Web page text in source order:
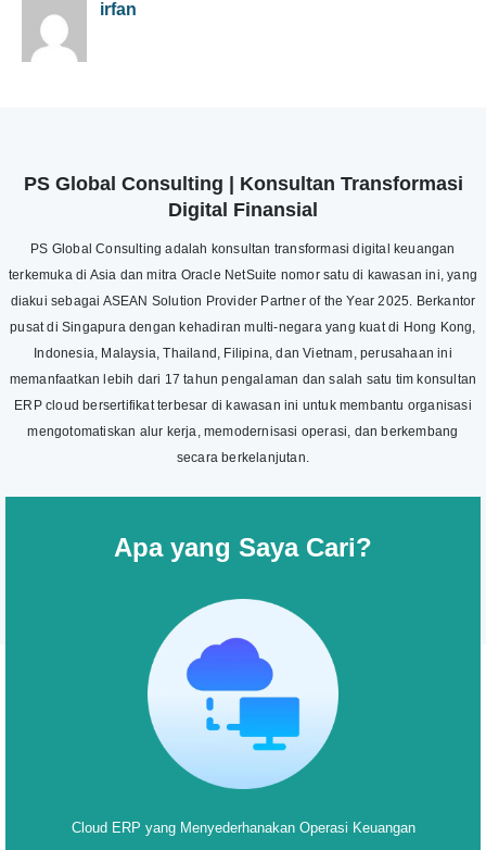
irfan
PS Global Consulting | Konsultan Transformasi
Digital Finansial
PS Global Consulting adalah konsultan transformasi digital keuangan
terkemuka di Asia dan mitra Oracle NetSuite nomor satu di kawasan ini, yang
diakui sebagai ASEAN Solution Provider Partner of the Year 2025. Berkantor
pusat di Singapura dengan kehadiran multi-negara yang kuat di Hong Kong,
Indonesia, Malaysia, Thailand, Filipina, dan Vietnam, perusahaan ini
memanfaatkan lebih dari 17 tahun pengalaman dan salah satu tim konsultan
ERP cloud bersertifikat terbesar di kawasan ini untuk membantu organisasi
mengotomatiskan alur kerja, memodernisasi operasi, dan berkembang
secara berkelanjutan.
Apa yang Saya Cari?
Cloud ERP yang Menyederhanakan Operasi Keuangan